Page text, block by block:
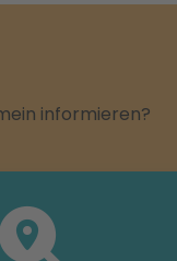
informieren?